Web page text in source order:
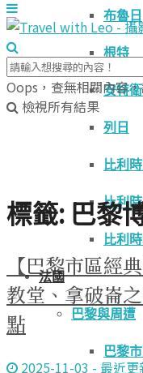
布魯日
根特
安特
列日
比利
比利
比利
法國
巴黎與周遭
巴黎
Oops，查無相關內容
檢視所有結果
標籤: 巴黎
【巴黎市區經
教堂、拿破崙
點
2025-11-03 - 最近